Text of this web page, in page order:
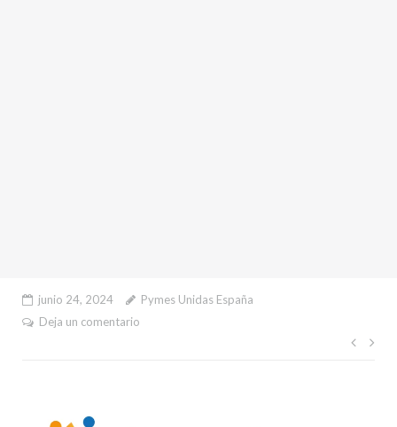
junio 24, 2024
Pymes Unidas España
Deja un comentario